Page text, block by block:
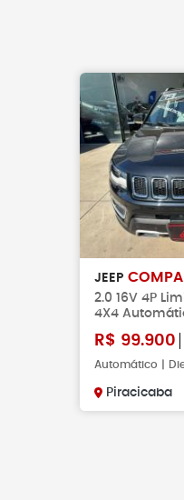
JEEP
2.0 16V 4P
4X4
R$ 99.900
Automático |
Piracicaba